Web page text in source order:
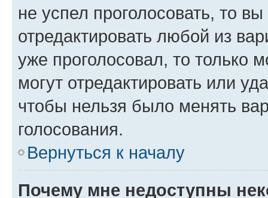
не успел проголосовать, то
отредактировать любой из
уже проголосовал, то только
могут отредактировать или
чтобы нельзя было менять
голосования.
Вернуться к началу
Почему мне недоступны